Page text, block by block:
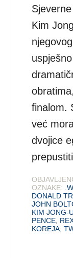
Kim
finalom.
već
dvojice
OZNAKE:
DONALD
JOHN
KIM JONG-
PENCE,
KOREJA,